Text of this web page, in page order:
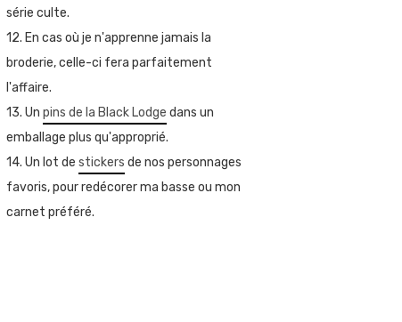
série culte.
12. En cas où je n'apprenne jamais la
broderie, celle-ci fera parfaitement
l'affaire.
13. Un pins de la Black Lodge dans un
emballage plus qu'approprié.
14. Un lot de stickers de nos personnages
favoris, pour redécorer ma basse ou mon
carnet préféré.